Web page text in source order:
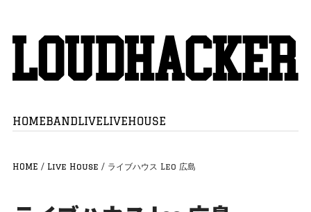
HOMEBANDLIVELIVEHOUSE
HOME / Live House / ライブハウス Leo 広島